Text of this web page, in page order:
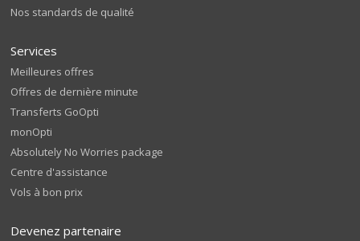
Nos standards de qualité
Services
Meilleures offres
Offres de dernière minute
Transferts GoOpti
monOpti
Absolutely No Worries package
Centre d'assistance
Vols à bon prix
Devenez partenaire